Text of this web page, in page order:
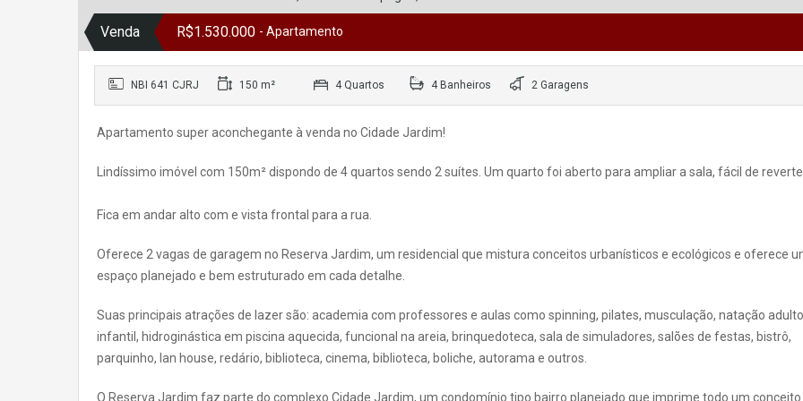
Venda R$1.530.000 - Apartamento
NBI 641 CJRJ 150 m² 4 Quartos 4 Banheiros 2 Garagens
Apartamento super aconchegante à venda no Cidade Jardim!
Lindíssimo imóvel com 150m² dispondo de 4 quartos sendo 2 suítes. Um quarto foi aberto para ampliar a sala, fácil de
Fica em andar alto com e vista frontal para a rua.
Oferece 2 vagas de garagem no Reserva Jardim, um residencial que mistura conceitos urbanísticos e ecológicos e oferece
espaço planejado e bem estruturado em cada detalhe.
Suas principais atrações de lazer são: academia com professores e aulas como spinning, pilates, musculação, natação
infantil, hidroginástica em piscina aquecida, funcional na areia, brinquedoteca, sala de simuladores, salões de festas, bistrô,
parquinho, lan house, redário, biblioteca, cinema, biblioteca, boliche, autorama e outros.
O Reserva Jardim faz parte do complexo Cidade Jardim, um condomínio tipo bairro planejado que imprime todo um conceito